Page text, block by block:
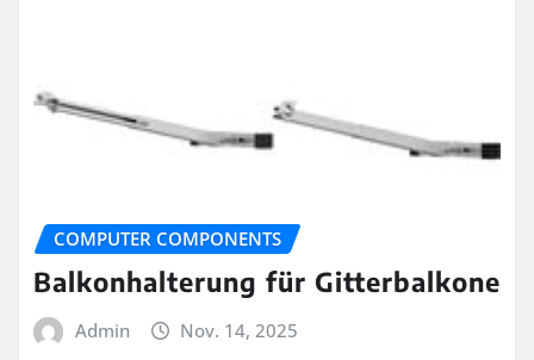
COMPUTER COMPONENTS
Balkonhalterung für Gitterbalkone
Admin Nov. 14, 2025